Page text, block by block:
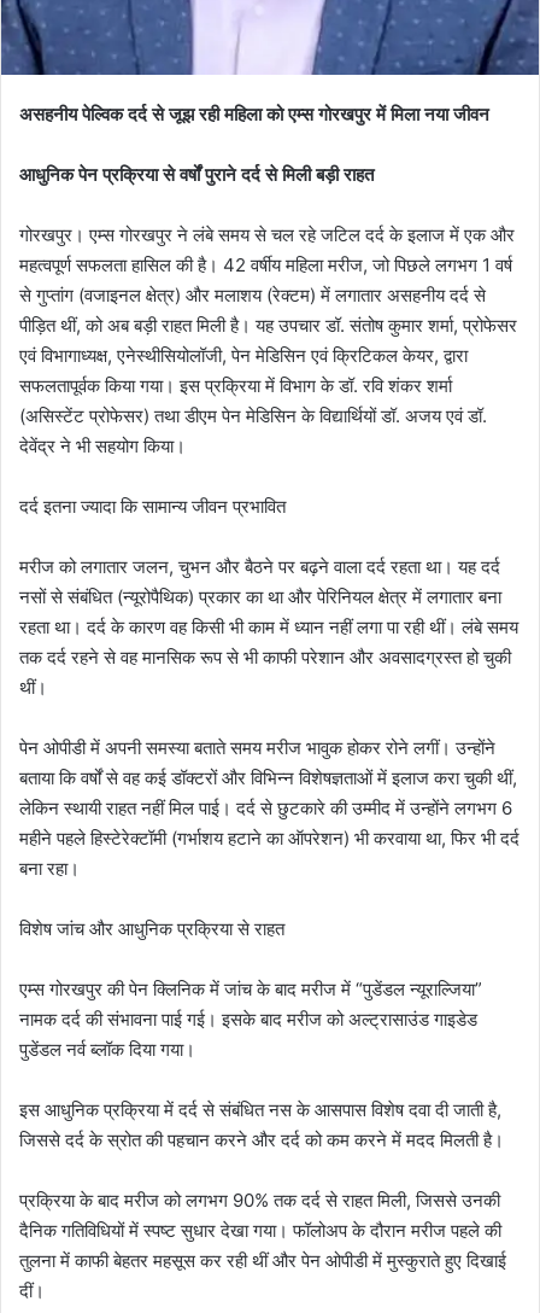
असहनीय पेल्विक दर्द से जूझ रही महिला को एम्स गोरखपुर में मिला नया जीवन
आधुनिक पेन प्रक्रिया से वर्षों पुराने दर्द से मिली बड़ी राहत
गोरखपुर। एम्स गोरखपुर ने लंबे समय से चल रहे जटिल दर्द के इलाज में एक और
महत्वपूर्ण सफलता हासिल की है। 42 वर्षीय महिला मरीज, जो पिछले लगभग 1 वर्ष
से गुप्तांग (वजाइनल क्षेत्र) और मलाशय (रेक्टम) में लगातार असहनीय दर्द से
पीड़ित थीं, को अब बड़ी राहत मिली है। यह उपचार डॉ. संतोष कुमार शर्मा, प्रोफेसर
एवं विभागाध्यक्ष, एनेस्थीसियोलॉजी, पेन मेडिसिन एवं क्रिटिकल केयर, द्वारा
सफलतापूर्वक किया गया। इस प्रक्रिया में विभाग के डॉ. रवि शंकर शर्मा
(असिस्टेंट प्रोफेसर) तथा डीएम पेन मेडिसिन के विद्यार्थियों डॉ. अजय एवं डॉ.
देवेंद्र ने भी सहयोग किया।
दर्द इतना ज्यादा कि सामान्य जीवन प्रभावित
मरीज को लगातार जलन, चुभन और बैठने पर बढ़ने वाला दर्द रहता था। यह दर्द
नसों से संबंधित (न्यूरोपैथिक) प्रकार का था और पेरिनियल क्षेत्र में लगातार बना
रहता था। दर्द के कारण वह किसी भी काम में ध्यान नहीं लगा पा रही थीं। लंबे समय
तक दर्द रहने से वह मानसिक रूप से भी काफी परेशान और अवसादग्रस्त हो चुकी
थीं।
पेन ओपीडी में अपनी समस्या बताते समय मरीज भावुक होकर रोने लगीं। उन्होंने
बताया कि वर्षों से वह कई डॉक्टरों और विभिन्न विशेषज्ञताओं में इलाज करा चुकी थीं,
लेकिन स्थायी राहत नहीं मिल पाई। दर्द से छुटकारे की उम्मीद में उन्होंने लगभग 6
महीने पहले हिस्टेरेक्टॉमी (गर्भाशय हटाने का ऑपरेशन) भी करवाया था, फिर भी दर्द
बना रहा।
विशेष जांच और आधुनिक प्रक्रिया से राहत
एम्स गोरखपुर की पेन क्लिनिक में जांच के बाद मरीज में “पुडेंडल न्यूराल्जिया”
नामक दर्द की संभावना पाई गई। इसके बाद मरीज को अल्ट्रासाउंड गाइडेड
पुडेंडल नर्व ब्लॉक दिया गया।
इस आधुनिक प्रक्रिया में दर्द से संबंधित नस के आसपास विशेष दवा दी जाती है,
जिससे दर्द के स्रोत की पहचान करने और दर्द को कम करने में मदद मिलती है।
प्रक्रिया के बाद मरीज को लगभग 90% तक दर्द से राहत मिली, जिससे उनकी
दैनिक गतिविधियों में स्पष्ट सुधार देखा गया। फॉलोअप के दौरान मरीज पहले की
तुलना में काफी बेहतर महसूस कर रही थीं और पेन ओपीडी में मुस्कुराते हुए दिखाई
दीं।